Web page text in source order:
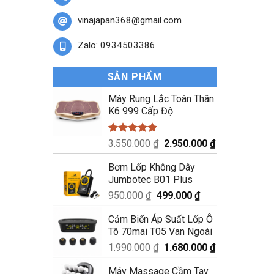
vinajapan368@gmail.com
Zalo: 0934503386
SẢN PHẨM
Máy Rung Lắc Toàn Thân
K6 999 Cấp Độ
Được xếp
hạng5.00
5 sao
3.550.000₫ Giá
gốc
là:
3.550.000 ₫.
2.950.000₫Giá
hiện
Bơm Lốp Không Dây
Jumbotec B01 Plus
950.000₫ Giá
gốc
là:
950.000 ₫.
499.000₫Giá
hiện
tại
là:
499.000 ₫.
Cảm Biến Áp Suất Lốp Ô
Tô 70mai T05 Van Ngoài
1.990.000₫ Giá
gốc
1.680.000₫Giá
hiện
Máy Massage Cầm Tay